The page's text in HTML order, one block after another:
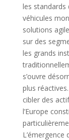
les standards
véhicules
solutions
sur des
les grands
s’ouvre
plus
cibler des
l’Europe